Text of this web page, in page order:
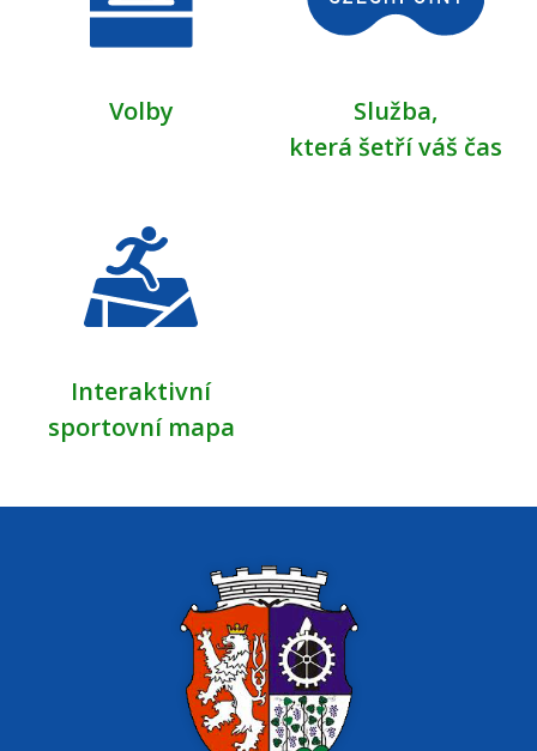
Volby
Služba,
která šetří váš čas
Interaktivní
sportovní mapa